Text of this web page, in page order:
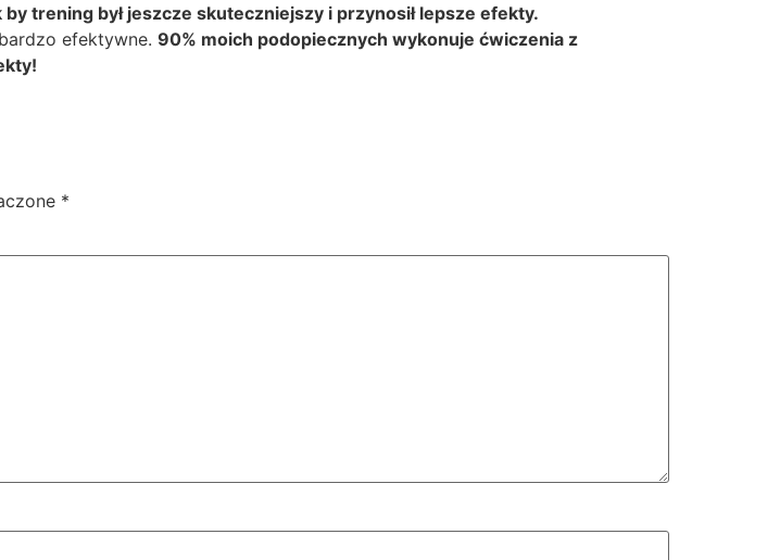
trening był jeszcze skuteczniejszy i przynosił lepsze efekty.
efektywne. 90% moich podopiecznych wykonuje ćwiczenia z
*